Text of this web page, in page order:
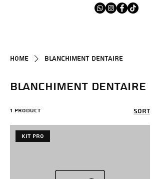
Home BLANCHIMENT DENTAIRE
BLANCHIMENT DENTAIRE
1 product Sort
Kit Pro